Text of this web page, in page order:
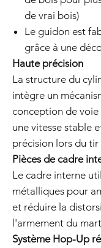
de vrai bois)
Le guidon est
grâce à une
Haute précision
La structure du
intègre un
conception de
une vitesse stable
précision lors du tir
Pièces de cadre
Le cadre interne
métalliques pour
et réduire la
l'armement du
Système Hop-Up